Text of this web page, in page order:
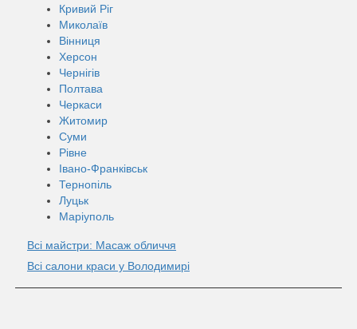
Кривий Ріг
Миколаїв
Вінниця
Херсон
Чернігів
Полтава
Черкаси
Житомир
Суми
Рівне
Івано-Франківськ
Тернопіль
Луцьк
Маріуполь
Всі майстри: Масаж обличчя
Всі салони краси у Володимирі